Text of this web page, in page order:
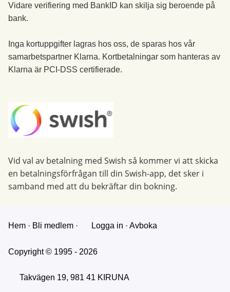
Vidare verifiering med BankID kan skilja sig beroende på
bank.
Inga kortuppgifter lagras hos oss, de sparas hos vår
samarbetspartner Klarna. Kortbetalningar som hanteras av
Klarna är PCI-DSS certifierade.
Vid val av betalning med Swish så kommer vi att skicka
en betalningsförfrågan till din Swish-app, det sker i
samband med att du bekräftar din bokning.
Hem · Bli medlem · Logga in · Avboka
Copyright © 1995 - 2026
Takvägen 19, 981 41 KIRUNA